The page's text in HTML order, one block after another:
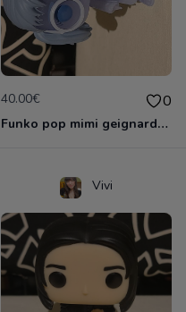
40.00€ 0
Funko pop mimi geignarde special hot topic 2018
Vivi